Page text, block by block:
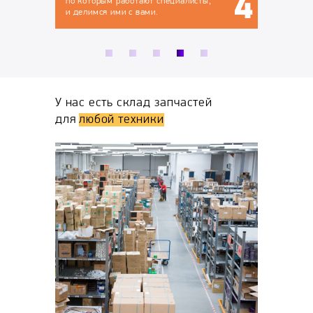
У нас есть склад запчастей
длялюбой техники